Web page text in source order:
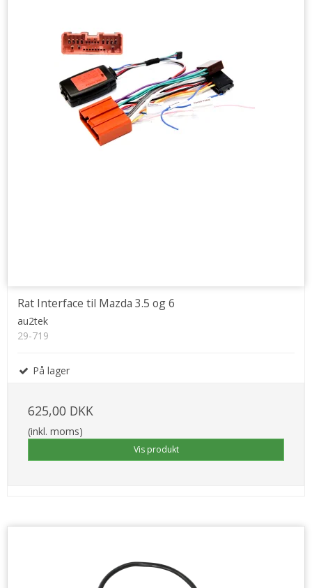
Rat Interface til Mazda 3.5 og 6
au2tek
29-719
På lager
625,00 DKK
(inkl. moms)
Vis produkt